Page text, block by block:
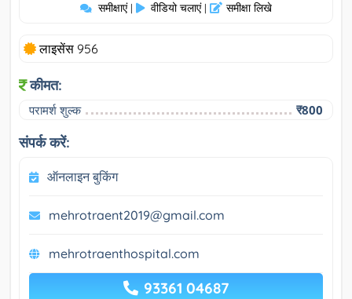
समीक्षाएं | वीडियो चलाएं | समीक्षा लिखे
लाइसेंस 956
कीमत:
परामर्श शुल्क ₹800
संपर्क करें:
ऑनलाइन बुकिंग
mehrotraent2019@gmail.com
mehrotraenthospital.com
93361 04687